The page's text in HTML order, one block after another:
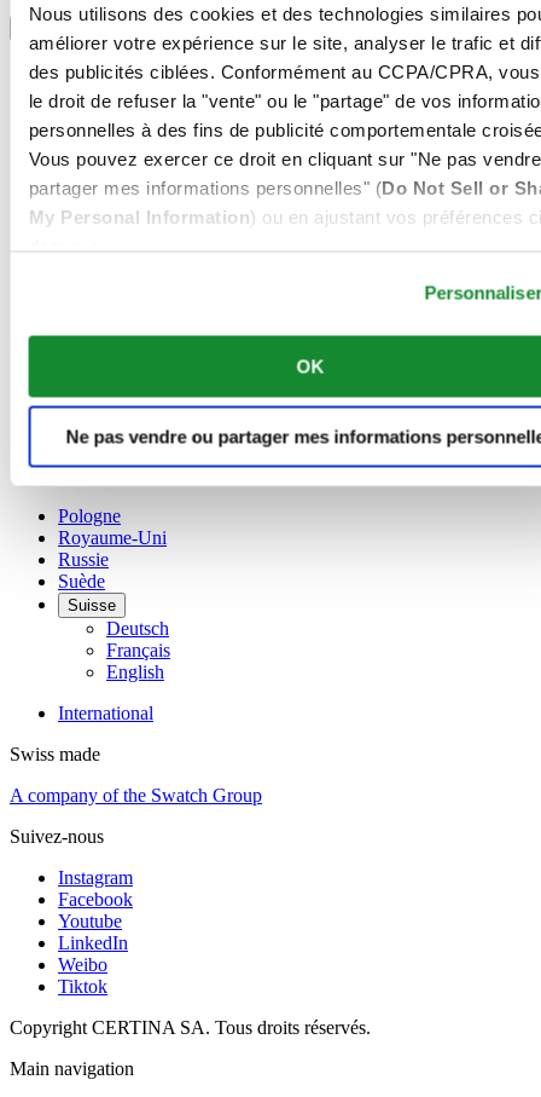
Nous utilisons des cookies et des technologies similaires
améliorer votre expérience sur le site, analyser le trafic et
des publicités ciblées. Conformément au CCPA/CPRA,
le droit de refuser la "vente" ou le "partage" de vos
personnelles à des fins de publicité comportementale
Vous pouvez exercer ce droit en cliquant sur "Ne pas
partager mes informations personnelles" (Do Not Sell or
My Personal Information) ou en ajustant vos préférences
OK
Ne pas vendre ou partager mes informations
Allemagne
Autriche
Dutch
Français
Chine
English
France
English
Français
Norvège
Pays-Bas
Pologne
Royaume-Uni
Russie
Suède
Suisse
Deutsch
Français
English
International
Swiss made
A company of the Swatch Group
Suivez-nous
Instagram
Facebook
Youtube
LinkedIn
Weibo
Tiktok
Copyright CERTINA SA. Tous droits réservés.
Main navigation